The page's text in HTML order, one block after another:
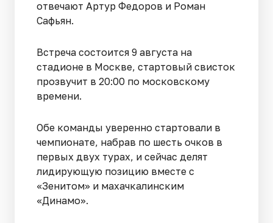
отвечают Артур Федоров и Роман
Сафьян.
Встреча состоится 9 августа на
стадионе в Москве, стартовый свисток
прозвучит в 20:00 по московскому
времени.
Обе команды уверенно стартовали в
чемпионате, набрав по шесть очков в
первых двух турах, и сейчас делят
лидирующую позицию вместе с
«Зенитом» и махачкалинским
«Динамо».